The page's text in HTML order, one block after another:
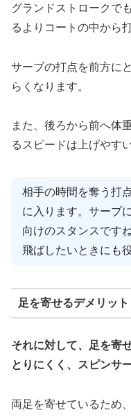
グランドストロークで
るよりコートの中から
サーブの打点を前方に
らくなります。
また、後ろから前へ体
るスピードは上げやす
相手の時間を奪う打
に入ります。サーブ
向けのスタンスです
飛ばしたいときにも
足を寄せるデメリット
それに対して、足を寄
とりにくく、スピンサ
両足を寄せているため